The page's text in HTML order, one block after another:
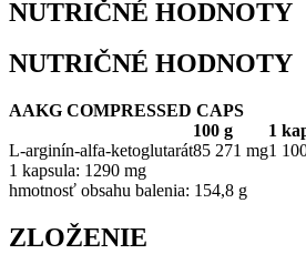
NUTRIČNÉ HODNOTY
NUTRIČNÉ HODNOTY
AAKG COMPRESSED CAPS
100 g
1
L-arginín-alfa-ketoglutarát85 271 mg1
1 kapsula: 1290 mg
hmotnosť obsahu balenia: 154,8 g
ZLOŽENIE